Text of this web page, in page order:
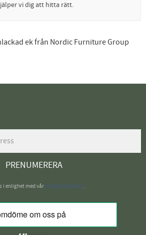
vi dig att hitta rätt.
ek från Nordic Furniture Group
PRENUMERERA
i enlighet med vår integritetspolicy.